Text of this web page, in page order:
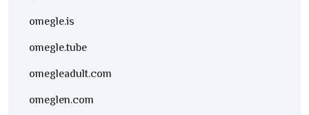
omegle.is
omegle.tube
omegleadult.com
omeglen.com